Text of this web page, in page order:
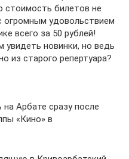
стоимость билетов не
огромным удовольствием
всего за 50 рублей!
увидеть новинки, но ведь
из старого репертуара?
Арбате сразу после
«Кино» в